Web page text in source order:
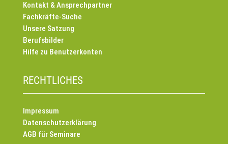
Kontakt & Ansprechpartner
Fachkräfte-Suche
Unsere Satzung
Berufsbilder
Hilfe zu Benutzerkonten
RECHTLICHES
Impressum
Datenschutzerklärung
AGB für Seminare